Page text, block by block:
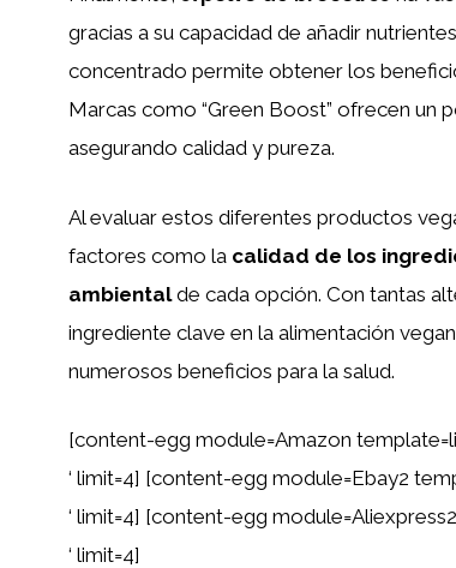
gracias a su capacidad de añadir
concentrado permite obtener los
Marcas como “Green Boost” ofrecen un
asegurando calidad y pureza.
Al evaluar estos diferentes productos
factores como la calidad de los
ambientalde cada opción. Con tantas
ingrediente clave en la alimentación
numerosos beneficios para la salud.
[content-egg module=Amazon
‘ limit=4] [content-egg module=Ebay2
‘ limit=4] [content-egg
‘ limit=4]